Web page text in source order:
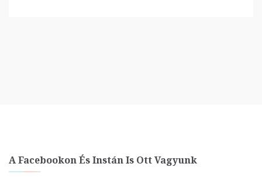
A Facebookon És Instán Is Ott Vagyunk